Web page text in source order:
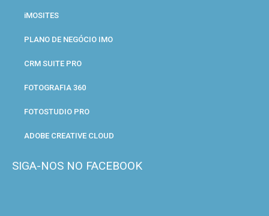
iMOSITES
PLANO DE NEGÓCIO IMO
CRM SUITE PRO
FOTOGRAFIA 360
FOTOSTUDIO PRO
ADOBE CREATIVE CLOUD
SIGA-NOS NO FACEBOOK